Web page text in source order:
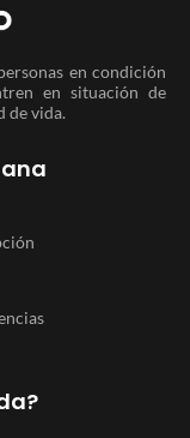
en condición
en situación de
de vida.